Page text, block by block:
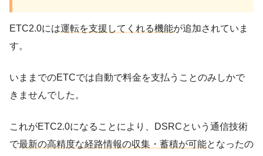
ETC2.0には運転を支援してくれる機能が追加されていま
す。
いままでのETCでは自動で料金を支払うことのみしかで
きませんでした。
これがETC2.0になることにより、DSRCという通信技術
で最新の高精度な経路情報の収集・蓄積が可能となったの